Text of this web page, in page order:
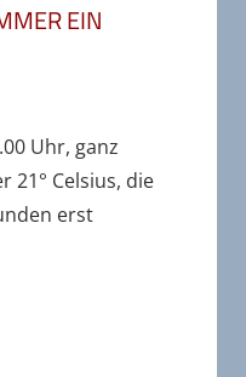
EIN
Uhr, ganz
21° Celsius, die
erst